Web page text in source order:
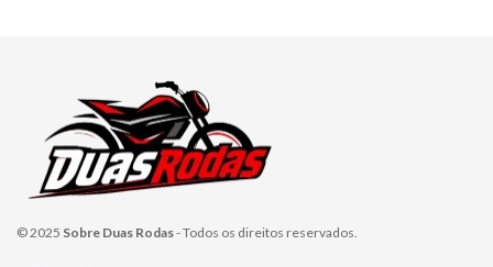
© 2025 Sobre Duas Rodas- Todos os direitos reservados.